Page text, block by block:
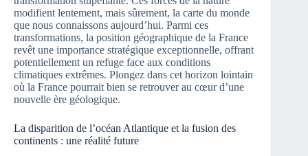
modifient lentement, mais sûrement, la carte du monde
que nous connaissons aujourd’hui. Parmi ces
transformations, la position géographique de la France
revêt une importance stratégique exceptionnelle, offrant
potentiellement un refuge face aux conditions
climatiques extrêmes. Plongez dans cet horizon lointain
où la France pourrait bien se retrouver au cœur d’une
nouvelle ère géologique.
La disparition de l’océan Atlantique et la fusion des
continents : une réalité future